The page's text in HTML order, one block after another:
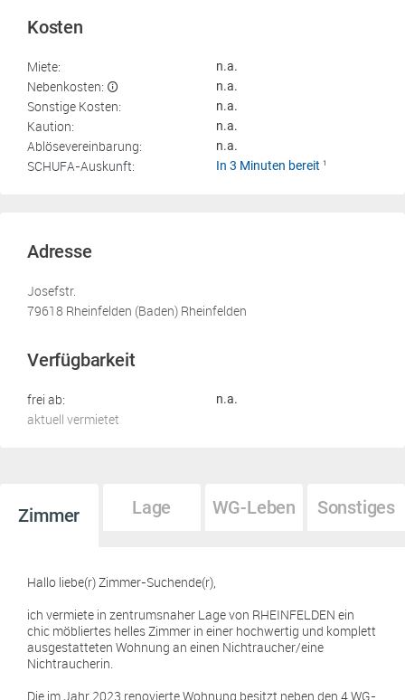
Kosten
Miete: n.a.
Nebenkosten: n.a.
Sonstige Kosten: n.a.
Kaution: n.a.
Ablösevereinbarung: n.a.
SCHUFA-Auskunft: In 3 Minuten bereit 1
Adresse
Josefstr.
79618 Rheinfelden (Baden) Rheinfelden
Verfügbarkeit
frei ab: n.a.
aktuell vermietet
Zimmer Lage WG-Leben Sonstiges
Hallo liebe(r) Zimmer-Suchende(r),
ich vermiete in zentrumsnaher Lage von RHEINFELDEN ein
chic möbliertes helles Zimmer in einer hochwertig und komplett
ausgestatteten Wohnung an einen Nichtraucher/eine
Nichtraucherin.
Die im Jahr 2023 renovierte Wohnung besitzt neben den 4 WG-